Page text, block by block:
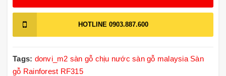
HOTLINE 0903.887.600
Tags: donvi_m2 sàn gỗ chịu nước sàn gỗ malaysia Sàn
gỗ Rainforest RF315